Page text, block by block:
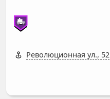
Революционная ул., 52